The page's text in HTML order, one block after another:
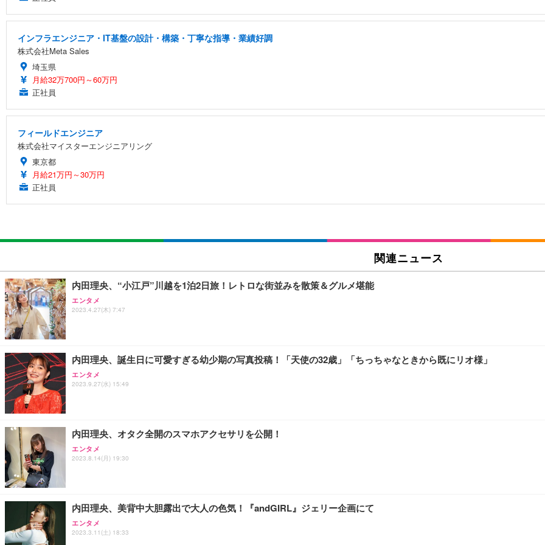
インフラエンジニア・IT基盤の設計・構築・丁寧な指導・業績好調
株式会社Meta Sales
埼玉県
月給32万700円～60万円
正社員
フィールドエンジニア
株式会社マイスターエンジニアリング
東京都
月給21万円～30万円
正社員
関連ニュース
内田理央、“小江戸”川越を1泊2日旅！レトロな街並みを散策＆グルメ堪能
エンタメ
2023.4.27(木) 7:47
内田理央、誕生日に可愛すぎる幼少期の写真投稿！「天使の32歳」「ちっちゃなときから既にリオ様」
エンタメ
2023.9.27(水) 15:49
内田理央、オタク全開のスマホアクセサリを公開！
エンタメ
2023.8.14(月) 19:30
内田理央、美背中大胆露出で大人の色気！『andGIRL』ジェリー企画にて
エンタメ
2023.3.11(土) 18:33